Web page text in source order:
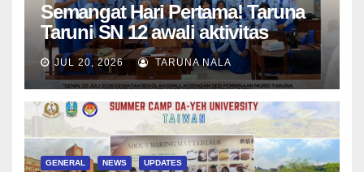
Semangat Hari Pertama! Taruna
Taruni SN 12 awali aktivitas
bersama Wali Kelas dan Tes
Asesmen Diagnostik
JUL 20, 2026 TARUNA NALA
GENERAL NEWS UPDATES